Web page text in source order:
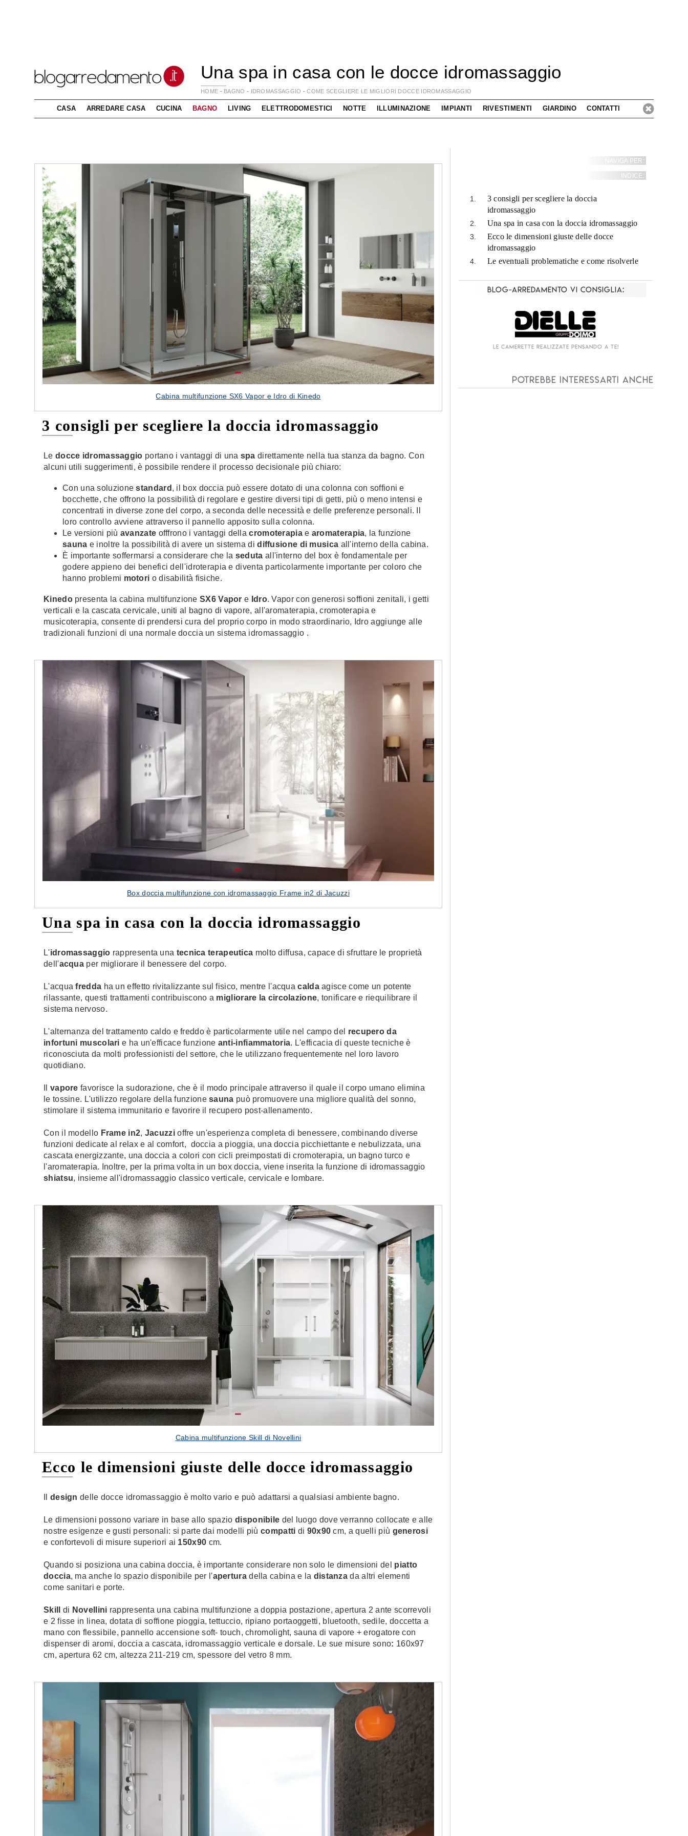
Una spa in casa con le docce idromassaggio
HOME - BAGNO - IDROMASSAGGIO -COME SCEGLIERE LE MIGLIORI DOCCE IDROMASSAGGIO
CASA ARREDARE CASA CUCINA BAGNO LIVING ELETTRODOMESTICI NOTTE ILLUMINAZIONE IMPIANTI RIVESTIMENTI GIARDINO CONTATTI
Cabina multifunzione SX6 Vapor e Idro di Kinedo
3 consigli per scegliere la doccia idromassaggio
Le docce idromassaggio portano i vantaggi di una spa direttamente nella tua stanza da bagno. Con
alcuni utili suggerimenti, è possibile rendere il processo decisionale più chiaro:
Con una soluzionestandard , il box doccia può essere dotato di una colonna con soffioni e
bocchette, che offrono la possibilità di regolare e gestire diversi tipi di getti, più o meno intensi e
concentrati in diverse zone del corpo, a seconda delle necessità e delle preferenze personali. Il
loro controllo avviene attraverso il pannello apposito sulla colonna.
Le versioni più avanzate offfrono i vantaggi dellacromoterapiae aromaterapia, la funzione
sauna e inoltre la possibilità di avere un sistema didiffusione di musica all'interno della cabina.
È importante soffermarsi a considerare che la seduta all'interno del box è fondamentale per
godere appieno dei benefici dell'idroterapia e diventa particolarmente importante per coloro che
hanno problemi motori o disabilità fisiche.
Kinedopresenta la cabina multifunzioneSX6 Vapor e Idro. Vapor con generosi soffioni zenitali, i getti
verticali e la cascata cervicale, uniti al bagno di vapore, all'aromaterapia, cromoterapia e
musicoterapia, consente di prendersi cura del proprio corpo in modo straordinario, Idro aggiunge alle
tradizionali funzioni di una normale doccia un sistema idromassaggio .
Box doccia multifunzione con idromassaggio Frame in2 di Jacuzzi
Una spa in casa con la doccia idromassaggio
L'idromassaggio rappresenta una tecnica terapeutica molto diffusa, capace di sfruttare le proprietà
dell'acqua per migliorare il benessere del corpo.
L'acquafredda ha un effetto rivitalizzante sul fisico, mentre l'acquacaldaagisce come un potente
rilassante, questi trattamenti contribuiscono a migliorare la circolazione, tonificare e riequilibrare il
sistema nervoso.
L'alternanza del trattamento caldo e freddo è particolarmente utile nel campo del recupero da
infortuni muscolari e ha un'efficace funzione anti-infiammatoria. L'efficacia di queste tecniche è
riconosciuta da molti professionisti del settore, che le utilizzano frequentemente nel loro lavoro
quotidiano.
vapore favorisce la sudorazione, che è il modo principale attraverso il quale il corpo umano elimina
le tossine. L'utilizzo regolare della funzionesauna può promuovere una migliore qualità del sonno,
stimolare il sistema immunitario e favorire il recupero post-allenamento.
Con il modello Frame in2, Jacuzzioffre un'esperienza completa di benessere, combinando diverse
funzioni dedicate al relax e al comfort, doccia a pioggia, una doccia picchiettante e nebulizzata, una
cascata energizzante, una doccia a colori con cicli preimpostati di cromoterapia, un bagno turco e
l'aromaterapia. Inoltre, per la prima volta in un box doccia, viene inserita la funzione di idromassaggio
shiatsu, insieme all'idromassaggio classico verticale, cervicale e lombare.
Cabina multifunzione Skill di Novellini
Ecco le dimensioni giuste delle docce idromassaggio
design delle docce idromassaggio è molto vario e può adattarsi a qualsiasi ambiente bagno.
Le dimensioni possono variare in base allo spazio disponibile del luogo dove verranno collocate e alle
nostre esigenze e gusti personali: si parte dai modelli più compatti di 90x90 cm, a quelli più generosi
e confortevoli di misure superiori ai 150x90 cm.
Quando si posiziona una cabina doccia, è importante considerare non solo le dimensioni del piatto
doccia, ma anche lo spazio disponibile per l'aperturadella cabina e la distanza da altri elementi
come sanitari e porte.
Skill di Novellini rappresenta una cabina multifunzione a doppia postazione, apertura 2 ante scorrevoli
e 2 fisse in linea, dotata di soffione pioggia, tettuccio, ripiano portaoggetti, bluetooth, sedile, doccetta a
mano con flessibile, pannello accensione soft- touch, chromolight, sauna di vapore + erogatore con
dispenser di aromi, doccia a cascata, idromassaggio verticale e dorsale. Le sue misure sono: 160x97
cm, apertura 62 cm, altezza 211-219 cm, spessore del vetro 8 mm.
NAVIGA PER:
INDICE:
3 consigli per scegliere la doccia
idromassaggio
Una spa in casa con la doccia idromassaggio
Ecco le dimensioni giuste delle docce
idromassaggio
Le eventuali problematiche e come risolverle
Blog-Arredamento vi consiglia:
nostre porte Cappe cucina dal design innovativo
Le camerette realizzate pensando a te!
Potrebbe interessarti anche